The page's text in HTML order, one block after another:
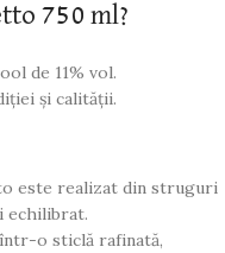
750 ml?
de 11% vol.
și calității.
este realizat din struguri
echilibrat.
o sticlă rafinată,